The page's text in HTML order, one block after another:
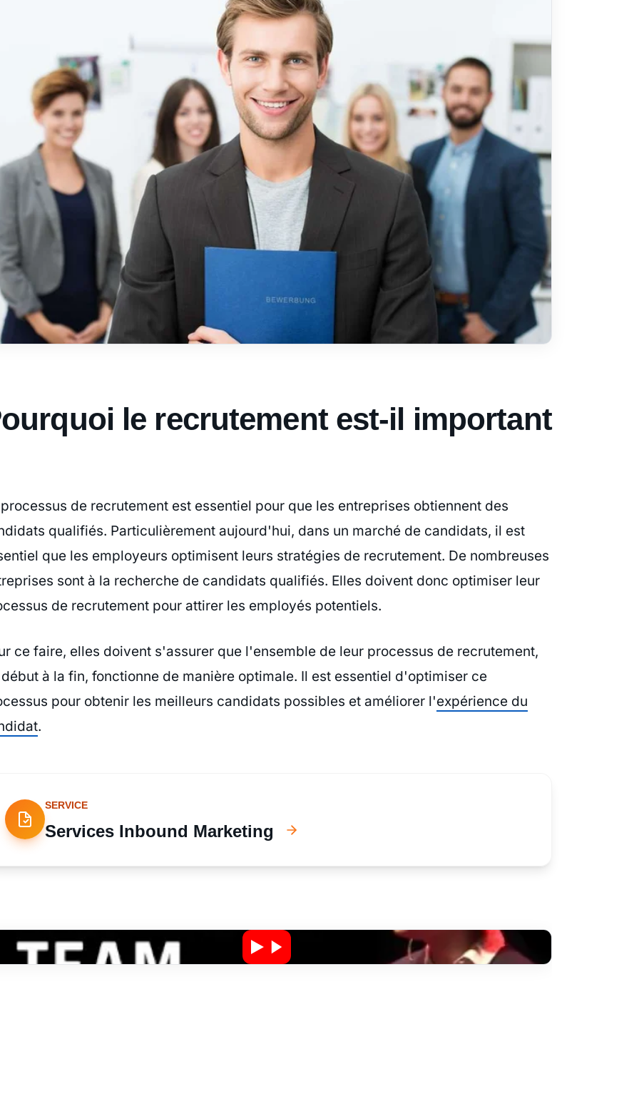
le recrutement est-il important
de recrutement est essentiel pour que les entreprises obtiennent des
qualifiés. Particulièrement aujourd'hui, dans un marché de candidats, il est
que les employeurs optimisent leurs stratégies de recrutement. De nombreuses
sont à la recherche de candidats qualifiés. Elles doivent donc optimiser leur
de recrutement pour attirer les employés potentiels.
ce faire, elles doivent s'assurer que l'ensemble de leur processus de recrutement,
à la fin, fonctionne de manière optimale. Il est essentiel d'optimiser ce
pour obtenir les meilleurs candidats possibles et améliorer l'expérience du
.
SERVICE
Services Inbound Marketing